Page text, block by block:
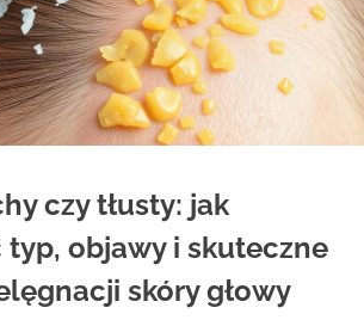
czy tłusty: jak
typ, objawy i skuteczne
skóry głowy